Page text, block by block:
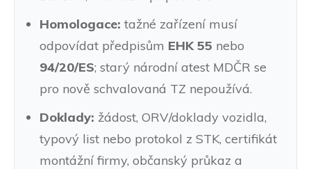
Homologace: tažné zařízení musí
odpovídat předpisům EHK 55 nebo
94/20/ES; starý národní atest MDČR se
pro nově schvalovaná TZ nepoužívá.
Doklady: žádost, ORV/doklady vozidla,
typový list nebo protokol z STK, certifikát
montážní firmy, občanský průkaz a